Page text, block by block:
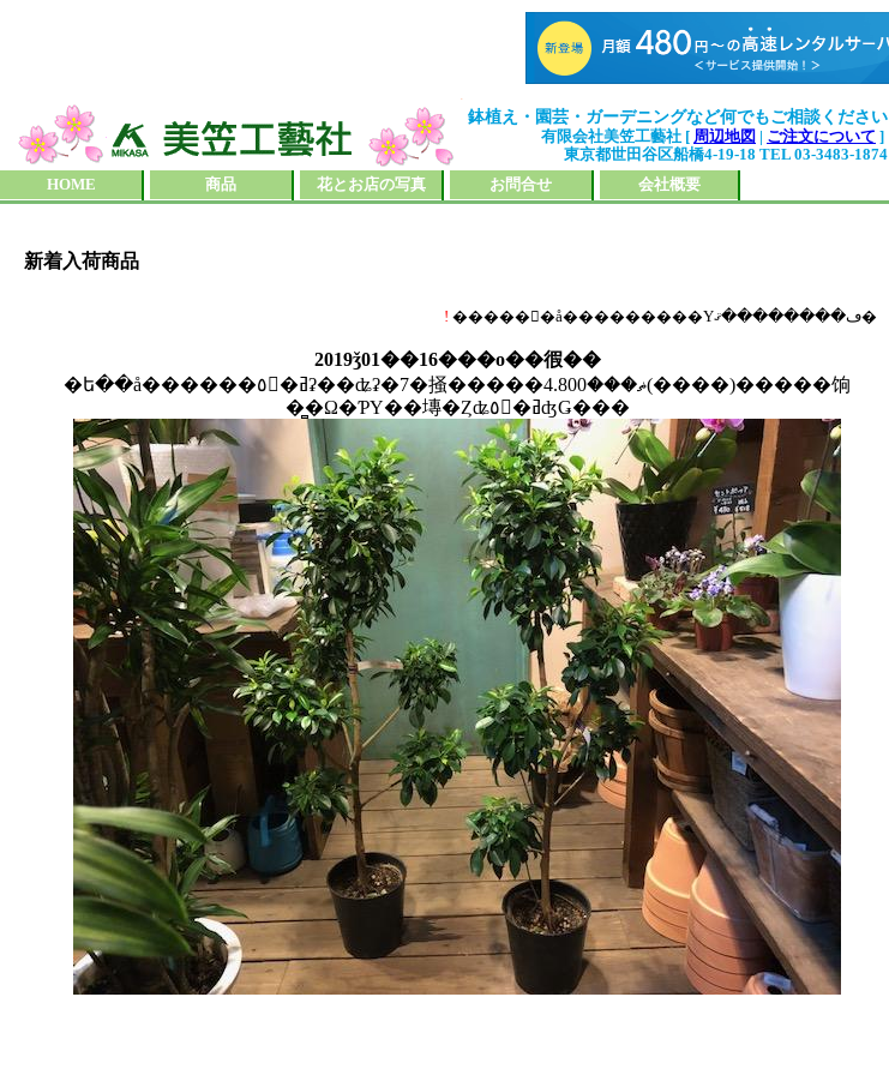
鉢植え・園芸・ガーデニングなど何でもご相談ください
有限会社美笠工藝社 [ 周辺地図 | ご注文について ]
東京都世田谷区船橋4-19-18 TEL 03-3483-1874
HOME
商品 花とお店の写真 お問合せ 会社概要
新着入荷商品
! �����򥯥�å���������Υڡ��������ޤ�
2019ǯ01��16���ο��徦��
�ե��å������٥󥸥�ߥʡ��ʥʡ�7�掻�����ޡ���4.800(����)�����饷
�̻�Ω�ƤΥ��塼�Ȥʥ٥󥸥�ߥʤǤ���